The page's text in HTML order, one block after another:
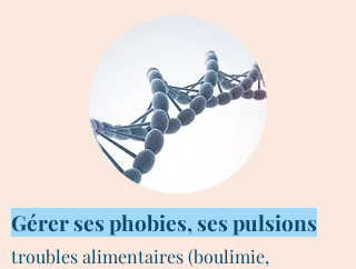
Gérer ses phobies, ses pulsions
troubles alimentaires (boulimie,